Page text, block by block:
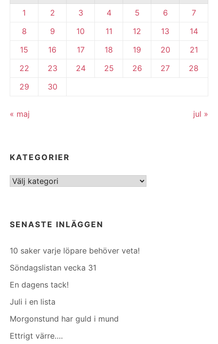
1
2 3 4 5 6
7
8
9 10 11 12 13
14
15
16 17 18 19 20
21
22
23 24 25 26 27
28
29
30
« maj jul »
KATEGORIER
Kategorier
SENASTE INLÄGGEN
10 saker varje löpare behöver veta!
Söndagslistan vecka 31
En dagens tack!
Juli i en lista
Morgonstund har guld i mund
Ettrigt värre….